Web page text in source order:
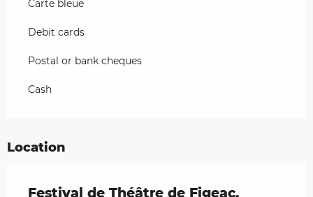
Carte bleue
Debit cards
Postal or bank cheques
Cash
Location
Festival de Théâtre de Figeac,